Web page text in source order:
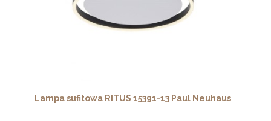
Lampa sufitowa RITUS 15391-13 Paul Neuhaus